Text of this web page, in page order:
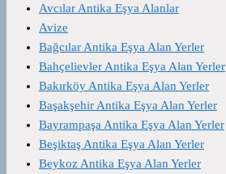
Avcılar Antika Eşya Alanlar
Avize
Bağcılar Antika Eşya Alan Yerler
Bahçelievler Antika Eşya Alan Yerler
Bakırköy Antika Eşya Alan Yerler
Başakşehir Antika Eşya Alan Yerler
Bayrampaşa Antika Eşya Alan Yerler
Beşiktaş Antika Eşya Alan Yerler
Beykoz Antika Eşya Alan Yerler